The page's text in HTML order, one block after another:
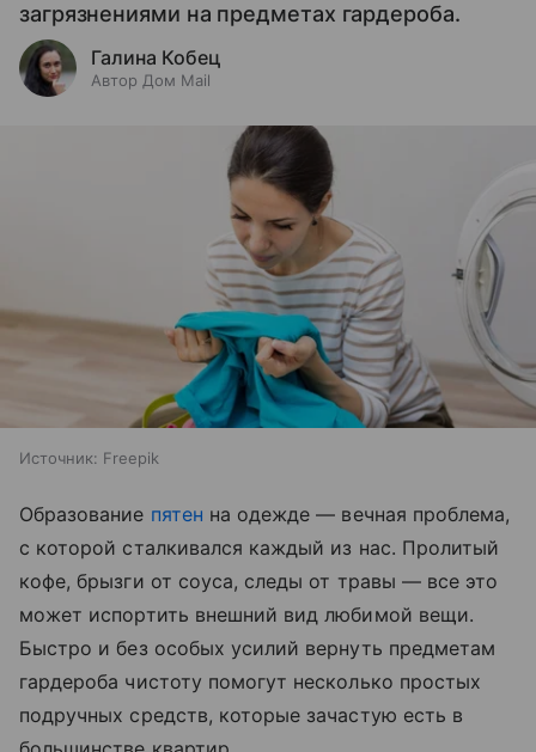
загрязнениями на предметах гардероба.
Галина Кобец
Автор Дом Mail
Источник: Freepik
Образование пятен на одежде — вечная проблема,
с которой сталкивался каждый из нас. Пролитый
кофе, брызги от соуса, следы от травы — все это
может испортить внешний вид любимой вещи.
Быстро и без особых усилий вернуть предметам
гардероба чистоту помогут несколько простых
подручных средств, которые зачастую есть в